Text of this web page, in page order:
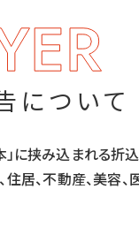
について
に挟み込まれる折
、不動産、美容、